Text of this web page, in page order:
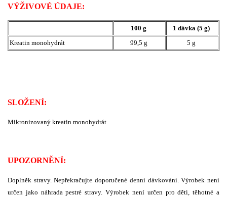
VÝŽIVOVÉ ÚDAJE:
100 g
1 dávka (5 g)
Kreatin monohydrát
99,5 g 5 g
SLOŽENÍ:
Mikronizovaný kreatin monohydrát
UPOZORNĚNÍ:
Doplněk stravy. Nepřekračujte doporučené denní dávkování. Výrobek není
určen jako náhrada pestré stravy. Výrobek není určen pro děti, těhotné a